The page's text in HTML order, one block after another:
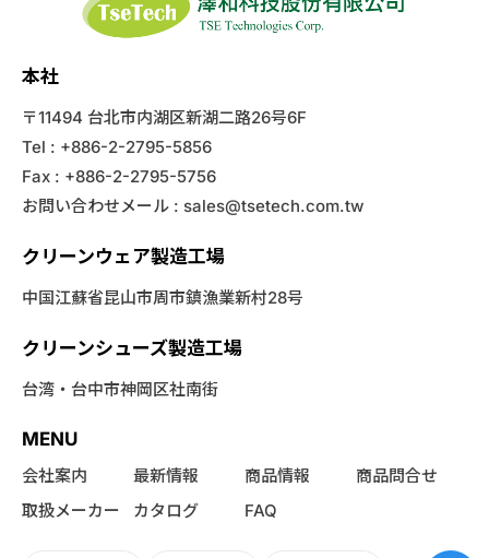
本社
〒11494 台北市内湖区新湖二路26号6F
Tel : +886-2-2795-5856
Fax : +886-2-2795-5756
お問い合わせメール : sales@tsetech.com.tw
クリーンウェア製造工場
中国江蘇省昆山市周市鎮漁業新村28号
クリーンシューズ製造工場
台湾・台中市神岡区社南街
MENU
会社案内 最新情報 商品情報
商品問合せ
取扱メーカー
カタログ FAQ